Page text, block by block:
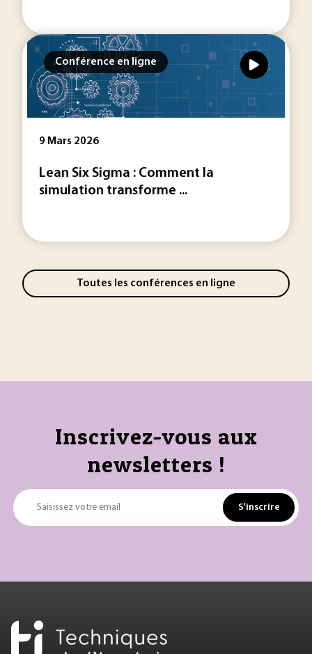
Conférence en ligne
9 Mars 2026
Lean Six Sigma : Comment la
simulation transforme ...
Toutes les conférences en ligne
Inscrivez-vous aux
newsletters !
Saisissez votre email S'inscrire